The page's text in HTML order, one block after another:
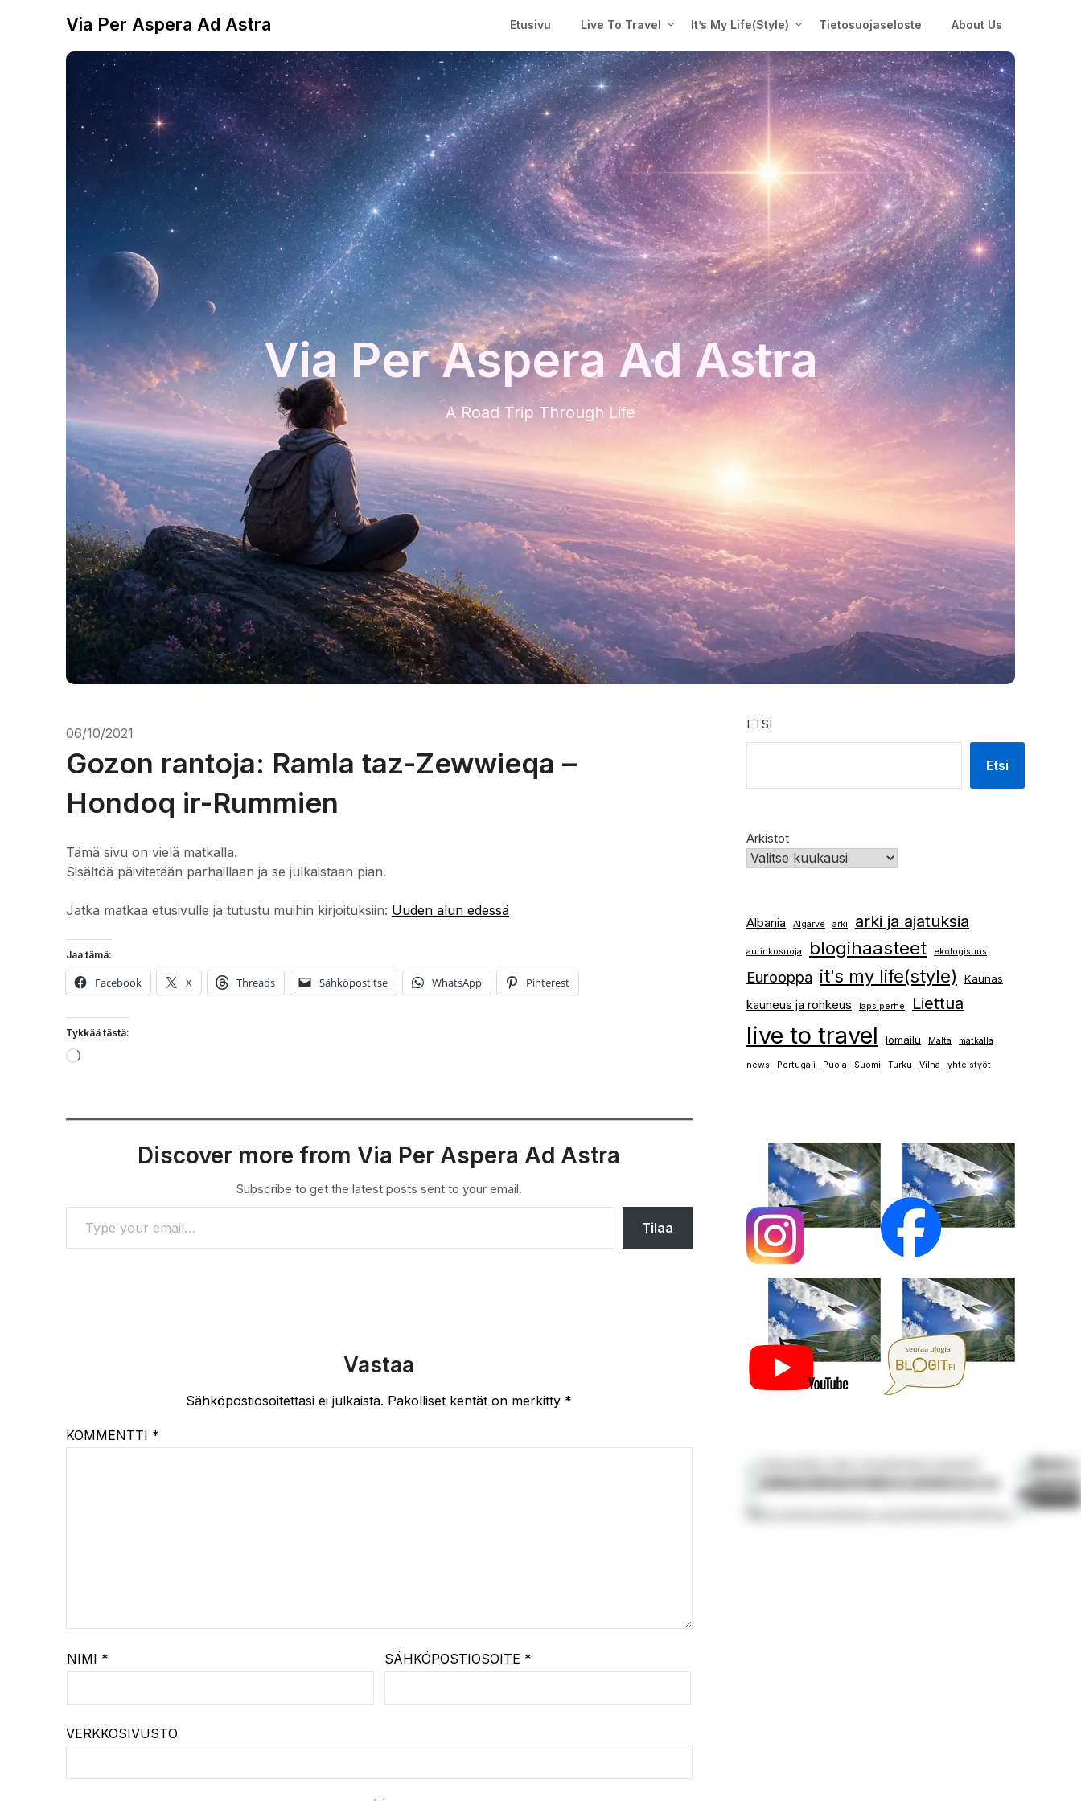
Via Per Aspera Ad Astra Etusivu Live To Travel It’s My Life(Style) Tietosuojaseloste About Us
Via Per Aspera Ad Astra
A Road Trip Through Life
06/10/2021
Gozon rantoja: Ramla taz-Zewwieqa –
Hondoq ir-Rummien
Tämä sivu on vielä matkalla.
Sisältöä päivitetään parhaillaan ja se julkaistaan pian.
Jatka matkaa etusivulle ja tutustu muihin kirjoituksiin: Uuden alun edessä
Jaa tämä:
Facebook X Threads Sähköpostitse WhatsApp Pinterest
Tykkää tästä:
Loading…
Discover more from Via Per Aspera Ad Astra
Subscribe to get the latest posts sent to your email.
TYPE YOUR EMAIL…
Tilaa
Vastaa
Sähköpostiosoitettasi ei julkaista. Pakolliset kentät on merkitty *
KOMMENTTI *
NIMI * SÄHKÖPOSTIOSOITE *
VERKKOSIVUSTO
ETSI
Etsi
Arkistot
Albania Algarve arki arki ja ajatuksia
aurinkosuoja blogihaasteet ekologisuus
Eurooppa it's my life(style) Kaunas
kauneus ja rohkeus lapsiperhe Liettua
live to travel lomailu Malta matkalla
news Portugali Puola Suomi Turku Vilna yhteistyöt